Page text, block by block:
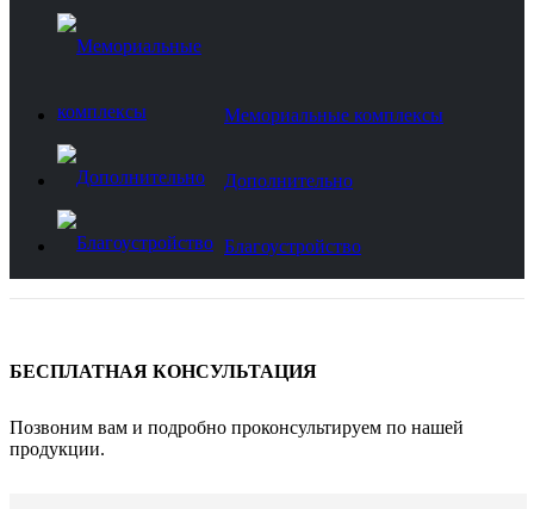
Мемориальные комплексы
Дополнительно
Благоустройство
БЕСПЛАТНАЯ КОНСУЛЬТАЦИЯ
Позвоним вам и подробно проконсультируем по нашей
продукции.